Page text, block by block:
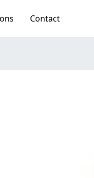
Contact